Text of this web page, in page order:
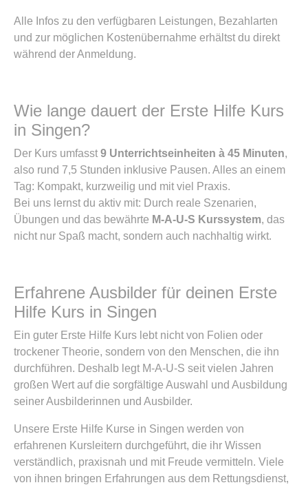
Alle Infos zu den verfügbaren Leistungen, Bezahlarten
und zur möglichen Kostenübernahme erhältst du direkt
während der Anmeldung.
Wie lange dauert der Erste Hilfe Kurs
in Singen?
Der Kurs umfasst 9 Unterrichtseinheiten à 45 Minuten,
also rund 7,5 Stunden inklusive Pausen. Alles an einem
Tag: Kompakt, kurzweilig und mit viel Praxis.
Bei uns lernst du aktiv mit: Durch reale Szenarien,
Übungen und das bewährte M-A-U-S Kurssystem, das
nicht nur Spaß macht, sondern auch nachhaltig wirkt.
Erfahrene Ausbilder für deinen Erste
Hilfe Kurs in Singen
Ein guter Erste Hilfe Kurs lebt nicht von Folien oder
trockener Theorie, sondern von den Menschen, die ihn
durchführen. Deshalb legt M-A-U-S seit vielen Jahren
großen Wert auf die sorgfältige Auswahl und Ausbildung
seiner Ausbilderinnen und Ausbilder.
Unsere Erste Hilfe Kurse in Singen werden von
erfahrenen Kursleitern durchgeführt, die ihr Wissen
verständlich, praxisnah und mit Freude vermitteln. Viele
von ihnen bringen Erfahrungen aus dem Rettungsdienst,